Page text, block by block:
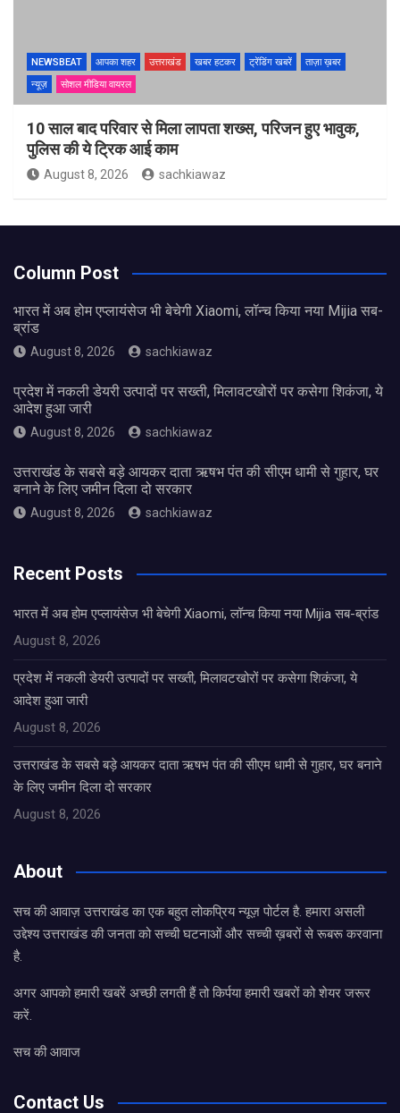
NEWSBEAT आपका शहर उत्तराखंड खबर हटकर ट्रेंडिंग खबरें
ताज़ा ख़बर
न्यूज़
सोशल मीडिया वायरल
10 साल बाद परिवार से मिला लापता शख्स, परिजन हुए भावुक,
पुलिस की ये ट्रिक आई काम
August 8, 2026 sachkiawaz
Column Post
भारत में अब होम एप्लायंसेज भी बेचेगी Xiaomi, लॉन्च किया नया Mijia सब-
ब्रांड
August 8, 2026 sachkiawaz
प्रदेश में नकली डेयरी उत्पादों पर सख्ती, मिलावटखोरों पर कसेगा शिकंजा, ये
आदेश हुआ जारी
August 8, 2026 sachkiawaz
उत्तराखंड के सबसे बड़े आयकर दाता ऋषभ पंत की सीएम धामी से गुहार, घर
बनाने के लिए जमीन दिला दो सरकार
August 8, 2026 sachkiawaz
Recent Posts
भारत में अब होम एप्लायंसेज भी बेचेगी Xiaomi, लॉन्च किया नया Mijia सब-ब्रांड
August 8, 2026
प्रदेश में नकली डेयरी उत्पादों पर सख्ती, मिलावटखोरों पर कसेगा शिकंजा, ये
आदेश हुआ जारी
August 8, 2026
उत्तराखंड के सबसे बड़े आयकर दाता ऋषभ पंत की सीएम धामी से गुहार, घर बनाने
के लिए जमीन दिला दो सरकार
August 8, 2026
About
सच की आवाज़ उत्तराखंड का एक बहुत लोकप्रिय न्यूज़ पोर्टल है. हमारा असली
उद्देश्य उत्तराखंड की जनता को सच्ची घटनाओं और सच्ची ख़बरों से रूबरू करवाना
है.
अगर आपको हमारी खबरें अच्छी लगती हैं तो किर्पया हमारी खबरों को शेयर जरूर
करें.
सच की आवाज
Contact Us